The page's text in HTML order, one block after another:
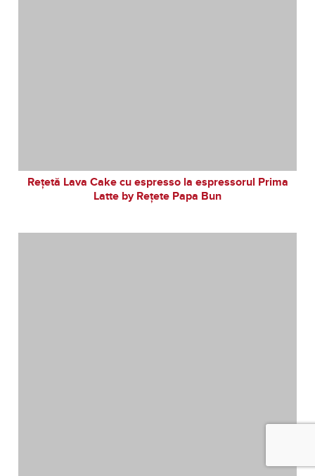
Rețetă Lava Cake cu espresso la espressorul Prima
Latte by Rețete Papa Bun